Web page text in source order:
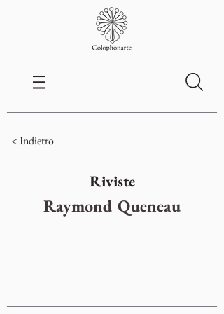
< Indietro
Riviste
Raymond Queneau